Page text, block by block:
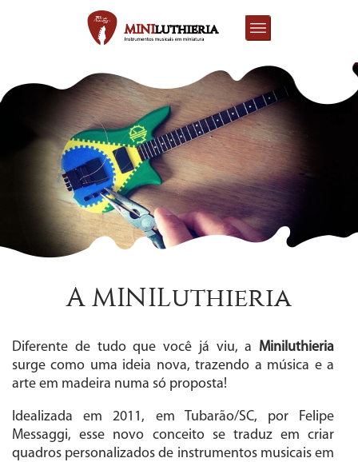
A MINILuthieria
Diferente de tudo que você já viu, a Miniluthieria
surge como uma ideia nova, trazendo a música e a
arte em madeira numa só proposta!
Idealizada em 2011, em Tubarão/SC, por Felipe
Messaggi, esse novo conceito se traduz em criar
quadros personalizados de instrumentos musicais em